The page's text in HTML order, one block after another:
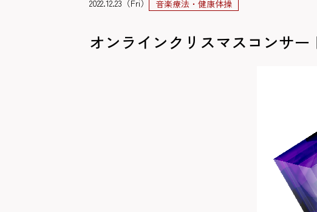
2022.12.23（Fri） 音楽療法・健康体操
オンラインクリスマスコンサ